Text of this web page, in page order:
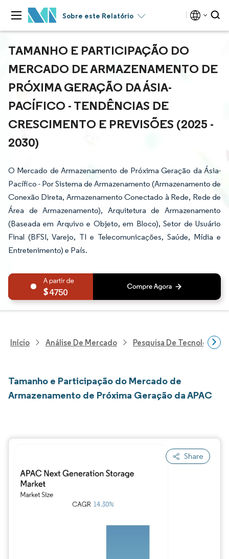
Sobre este Relatório
TAMANHO E PARTICIPAÇÃO DO
MERCADO DE ARMAZENAMENTO DE
PRÓXIMA GERAÇÃO DA ÁSIA-
PACÍFICO - TENDÊNCIAS DE
CRESCIMENTO E PREVISÕES (2025 -
2030)
O Mercado de Armazenamento de Próxima Geração da Ásia-
Pacífico - Por Sistema de Armazenamento (Armazenamento de
Conexão Direta, Armazenamento Conectado à Rede, Rede de
Área de Armazenamento), Arquitetura de Armazenamento
(Baseada em Arquivo e Objeto, em Bloco), Setor de Usuário
Final (BFSI, Varejo, TI e Telecomunicações, Saúde, Mídia e
Entretenimento) e País.
4750
Início Análise De Mercado Pesquisa De Tecnologia,
Tamanho e Participação do Mercado de
Armazenamento de Próxima Geração da APAC
Share